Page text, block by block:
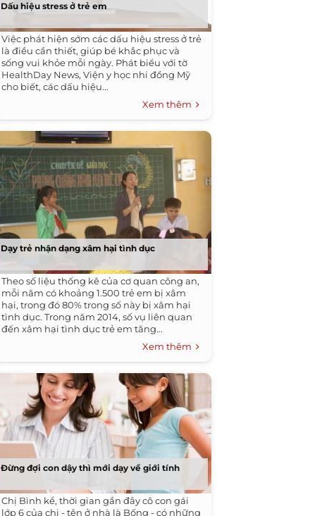
Dấu hiệu stress ở trẻ em
Việc phát hiện sớm các dấu hiệu stress ở trẻ
là điều cần thiết, giúp bé khắc phục và
sống vui khỏe mỗi ngày. Phát biểu với tờ
HealthDay News, Viện y học nhi đồng Mỹ
cho biết, các dấu hiệu...
Xem thêm
Dạy trẻ nhận dạng xâm hại tình dục
Theo số liệu thống kê của cơ quan công an,
mỗi năm có khoảng 1.500 trẻ em bị xâm
hại, trong đó 80% trong số này bị xâm hại
tình dục. Trong năm 2014, số vụ liên quan
đến xâm hại tình dục trẻ em tăng...
Xem thêm
Đừng đợi con dậy thì mới dạy về giới tính
Chị Bình kể, thời gian gần đây cô con gái
lớp 6 của chị - tên ở nhà là Bống - có những